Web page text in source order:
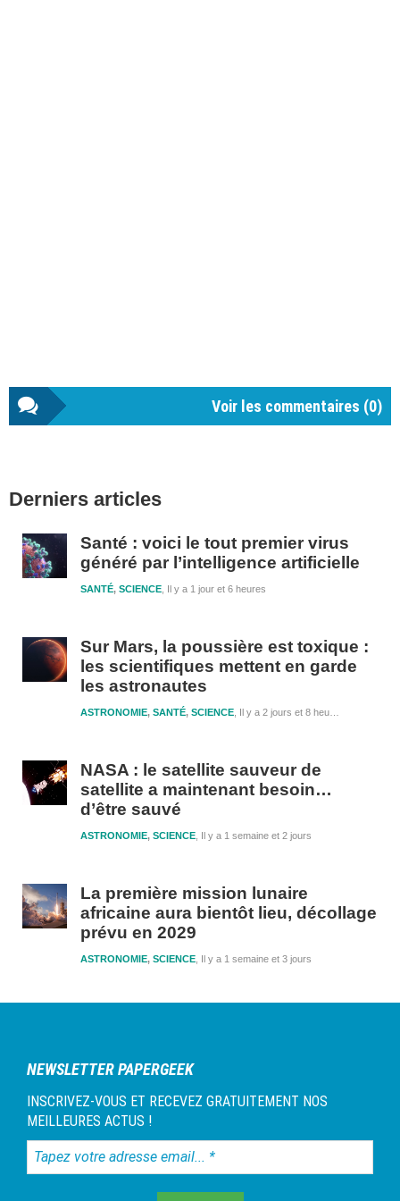
Voir les commentaires (0)
latérale
Derniers articles
Santé : voici le tout premier virus
généré par l’intelligence artificielle
Il y a 1 jour et 6 heures
SANTÉ, SCIENCE
Sur Mars, la poussière est toxique :
les scientifiques mettent en garde
les astronautes
Il y a 2 jours et 8 heures
ASTRONOMIE, SANTÉ, SCIENCE
NASA : le satellite sauveur de
satellite a maintenant besoin…
d’être sauvé
Il y a 1 semaine et 2 jours
ASTRONOMIE, SCIENCE
La première mission lunaire
africaine aura bientôt lieu, décollage
prévu en 2029
Il y a 1 semaine et 3 jours
ASTRONOMIE, SCIENCE
NEWSLETTER PAPERGEEK
INSCRIVEZ-VOUS ET RECEVEZ GRATUITEMENT NOS
MEILLEURES ACTUS !
Tapez
votre